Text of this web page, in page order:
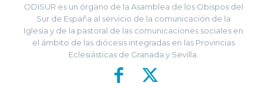
ODISUR es un órgano de la Asamblea de los Obispos del
Sur de España al servicio de la comunicación de la
Iglesia y de la pastoral de las comunicaciones sociales en
el ámbito de las diócesis integradas en las Provincias
Eclesiásticas de Granada y Sevilla.